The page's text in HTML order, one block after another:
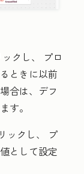
クし、
プロ
ときに以前
合は、デフ
す。
ックし、
プ
として設定